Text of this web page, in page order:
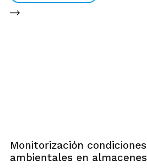
Monitorización condiciones
ambientales en almacenes